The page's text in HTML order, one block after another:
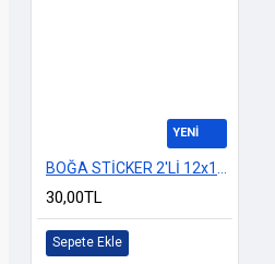
YENİ
30,00TL
Sepete Ekle